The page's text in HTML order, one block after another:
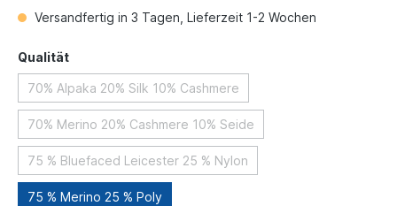
Versandfertig in 3 Tagen, Lieferzeit 1-2 Wochen
Qualität
70% Alpaka 20% Silk 10% Cashmere
70% Merino 20% Cashmere 10% Seide
75 % Bluefaced Leicester 25 % Nylon
75 % Merino 25 % Poly